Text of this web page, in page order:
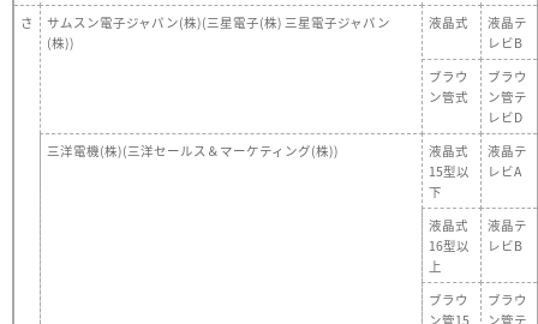
さ
サムスン電子ジャパン(株)(三星電子(株) 三星電子ジャパン
(株))
液晶式
液晶テ
レビB
ブラウ
ン管式
ブラウ
ン管テ
レビD
三洋電機(株)(三洋セールス＆マーケティング(株))
液晶式
15型以
下
液晶テ
レビA
液晶式
16型以
上
液晶テ
レビB
ブラウ
ン管15
ブラウ
ン管テ